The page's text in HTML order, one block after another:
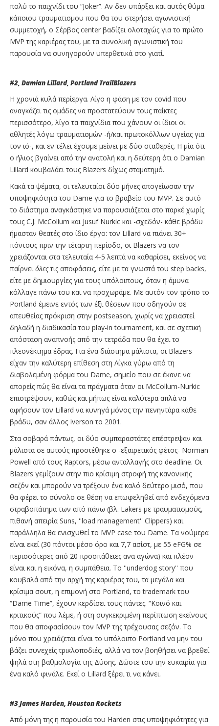
πολύ το παιχνίδι του “Joker”. Αν δεν υπάρξει και αυτός θύμα
κάποιου τραυματισμου που θα του στερήσει αγωνιστική
συμμετοχή, ο Σέρβος center βαδίζει ολοταχώς για το πρώτο
MVP της καριέρας του, με τα συνολική αγωνιστική του
παρουσία να συνηγορούν υπερθετικά στο γιατί.
#2, Damian Lillard, Portland TrailBlazers
Η χρονιά κυλά περίεργα. Λίγο η φάση με τον covid που
αναγκάζει τις ομάδες να προστατεύουν τους παίκτες
περισσότερο, λίγο τα παιχνίδια που χάνουν οι ίδιοι οι
αθλητές λόγω τραυματισμών -ή/και πρωτοκόλλων υγείας για
τον ιό-, και εν τέλει έχουμε μείνει με δύο σταθερές. Η μία ότι
ο ήλιος βγαίνει από την ανατολή και η δεύτερη ότι ο Damian
Lillard κουβαλάει τους Blazers δίχως σταματημό.
Κακά τα ψέματα, οι τελευταίοι δύο μήνες απογείωσαν την
υποψηφιότητα του Dame για το βραβείο του MVP. Σε αυτό
το διάστημα αναγκάστηκε να παρουσιάζεται στο παρκέ χωρίς
τους C.J. McCollum και Jusuf Nurkic και -σχεδόν- κάθε βράδυ
ήμασταν θεατές στο ίδιο έργο: τον Lillard να πιάνει 30+
πόντους πριν την τέταρτη περίοδο, οι Blazers να τον
χρειάζονται στα τελευταία 4-5 λεπτά να καθαρίσει, εκείνος να
παίρνειόλεςτις αποφάσεις, είτε με τα γνωστά του step backs,
είτε με δημιουργίες για τους υπόλοιπους, όταν η άμυνα
κόλλαγε πάνω του και να προχωράμε. Με αυτόν τον τρόπο το
Portland έμεινε εντός των έξι θέσεων που οδηγούν σε
απευθείας πρόκριση στην postseason, χωρίς να χρειαστεί
δηλαδή η διαδικασία του play-in tournament, και σε σχετική
απόσταση αναπνοής από την τετράδα που θα έχει το
πλεονέκτημα έδρας. Για ένα διάστημα μάλιστα, οι Blazers
είχαν την καλύτερη επίθεση στη Λίγκα γύρω από τη
διαβολεμένη φόρμα του Dame, σημείο που σε έκανε να
απορείς πώς θα είναι τα πράγματα όταν οι McCollum-Nurkic
επιστρέψουν, καθώς και μήπως είναι καλύτερα απλά να
αφήσουν τον Lillard να κυνηγά μόνος την πενηντάρα κάθε
βράδυ, σαν άλλος Iverson το 2001.
Στα σοβαρά πάντως, οι δύο συμπαραστάτες επέστρεψαν και
μάλιστα σε αυτούς προστέθηκε ο -εξαιρετικός φέτος- Norman
Powell από τους Raptors, μέσω ανταλλαγής στο deadline. Οι
Blazers γεμίζουν στην πιο κρίσιμη στροφή της κανονικής
σεζόν και μπορούν να τρέξουν ένα καλό δεύτερο μισό, που
θα φέρει το σύνολο σε θέση να επωφεληθεί από ενδεχόμενα
στραβοπάτημα των από πάνω (βλ. Lakers με τραυματισμούς,
πιθανή απειρία Suns, ''load management'' Clippers) και
παράλληλα θα ενισχυθεί το MVP case του Dame. Τα νούμερα
είναι εκεί (30 πόντοι μέσο όρο και 7,7 ασίστ, με 55 eFG% σε
περισσότερες από 20 προσπάθειες ανα αγώνα) και πλέον
είναι και η εικόνα, η συμπάθεια. Το ''underdog story'' που
κουβαλά από την αρχή της καριέρας του, τα μεγάλα και
κρίσιμα σουτ, η επιμονή στο Portland, το trademark του
“Dame Time”, έχουν κερδίσει τους πάντες. “Κοινό και
κριτικούς” που λέμε, ή στη συγκεκριμένη περίπτωση εκείνους
που θα αποφασίσουν τον MVP της τρέχουσας σεζόν. Το
μόνο που χρειάζεται είναι το υπόλοιπο Portland να μην του
βάζει συνεχείς τρικλοποδιές, αλλά να τον βοηθήσει να βρεθεί
ψηλά στη βαθμολογία της Δύσης. Δώστε του την ευκαιρία για
ένα καλό φινάλε. Εκεί ο Lillard ξέρει τι να κάνει.
#3JamesHarden, HoustonRockets
Από μόνη της η παρουσία του Harden στις υποψηφιότητες για